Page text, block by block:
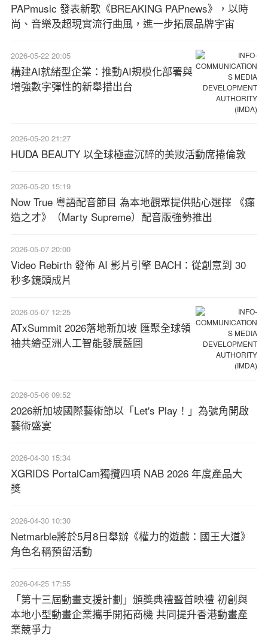
PAPmusic 發表新歌《BREAKING PAPnews》，以時
尚、音樂及超現實流行曲風，進一步拓展品牌宇宙
2026-05-22 20:05
構建AI就緒型企業：推動AI規模化部署與
增強數字彈性的新舉措出台
2026-05-20 21:27
HUDA BEAUTY 以全球極盡沉醉的美妝活動席捲倫敦
2026-05-20 15:19
Now True 粵語配音節目 為本地觀眾提供貼心選擇 《癲
造之才》（Marty Supreme）配音版強勢推出
2026-05-07 20:00
Video Rebirth 發佈 AI 影片引擎 BACH：從創意到 30
秒多鏡頭成片
2026-05-07 12:25
ATxSummit 2026落地新加坡 匯聚全球領
袖共繪亞洲人工智能發展藍圖
2026-05-06 09:52
2026新加坡國際藝術節以「Let's Play！」為號角開啟
藝術盛宴
2026-04-30 15:34
XGRIDS PortalCam獨攬四項 NAB 2026 年度產品大
獎
2026-04-30 10:30
Netmarble將於5月8日舉辦《權力的遊戲：國王大道》
角色名稱預留活動
2026-04-25 17:55
「第十三屆動畫支援計劃」頒獎典禮暨首映禮 初創與
本地小型動畫企業攜手開拓商機 共同提升香港動畫產
業競爭力